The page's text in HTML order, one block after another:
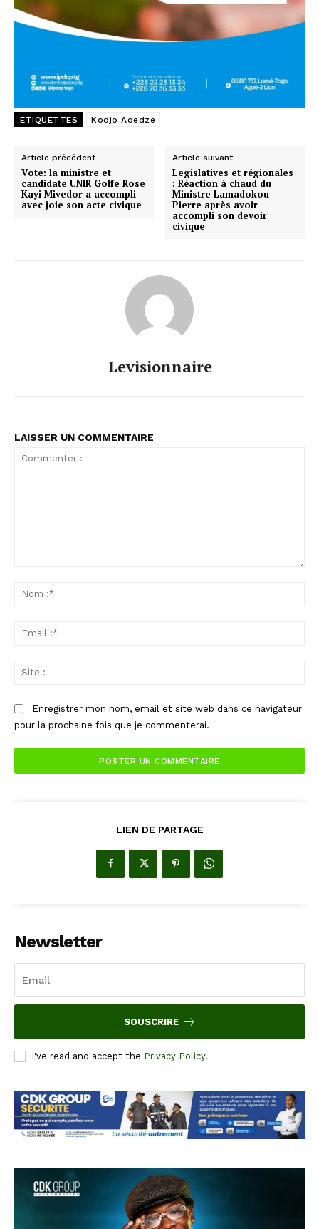
ETIQUETTES Kodjo Adedze
Article précédent
Vote: la ministre et
candidate UNIR Golfe Rose
Kayi Mivedor a accompli
avec joie son acte civique
Article suivant
Legislatives et régionales
: Réaction à chaud du
Ministre Lamadokou
Pierre après avoir
accompli son devoir
civique
Levisionnaire
LAISSER UN COMMENTAIRE
Enregistrer mon nom, email et site web dans ce navigateur
pour la prochaine fois que je commenterai.
LIEN DE PARTAGE
Newsletter
SOUSCRIRE
I've read and accept the Privacy Policy.